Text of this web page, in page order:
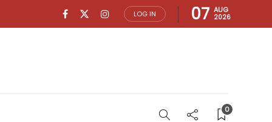
LOG IN 07 AUG
2026
0